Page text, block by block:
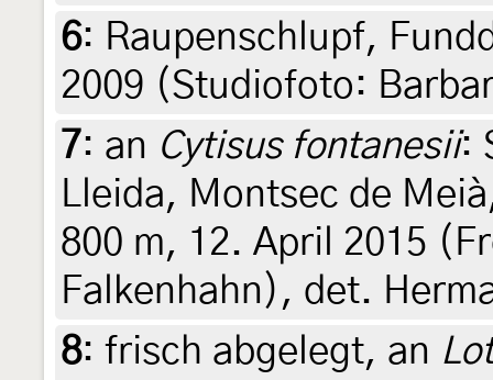
6: Raupenschlupf,
2009 (Studiofoto:
7: an Cytisus fontanesii:
Lleida, Montsec de
800 m, 12. April 2015
Falkenhahn), det.
8: frisch abgelegt, an